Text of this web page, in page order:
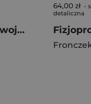
Dr Heart. Dbaj o swoje serce
64,00 zł -
detaliczna